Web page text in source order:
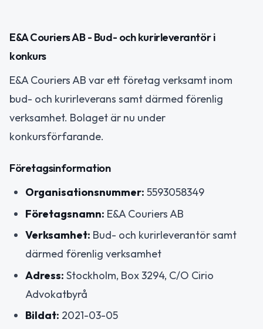
E&A Couriers AB - Bud- och kurirleverantör i
konkurs
E&A Couriers AB var ett företag verksamt inom
bud- och kurirleverans samt därmed förenlig
verksamhet. Bolaget är nu under
konkursförfarande.
Företagsinformation
Organisationsnummer: 5593058349
Företagsnamn: E&A Couriers AB
Verksamhet: Bud- och kurirleverantör samt
därmed förenlig verksamhet
Adress: Stockholm, Box 3294, C/O Cirio
Advokatbyrå
Bildat: 2021-03-05